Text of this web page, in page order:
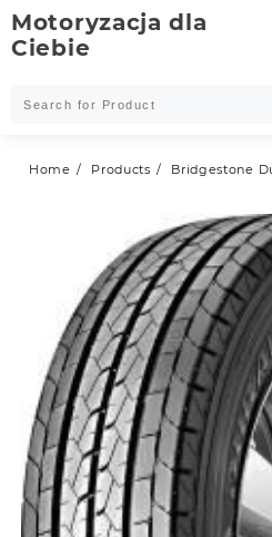
Skip
to
content
Motoryzacja dla
Ciebie
Home Products Bridgestone